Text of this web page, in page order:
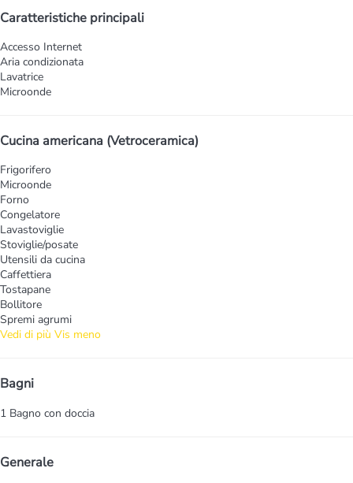
Caratteristiche principali
Accesso Internet
Aria condizionata
Lavatrice
Microonde
Cucina americana (Vetroceramica)
Frigorifero
Microonde
Forno
Congelatore
Lavastoviglie
Stoviglie/posate
Utensili da cucina
Caffettiera
Tostapane
Bollitore
Spremi agrumi
Vedi di più Vis meno
Bagni
1 Bagno con doccia
Generale